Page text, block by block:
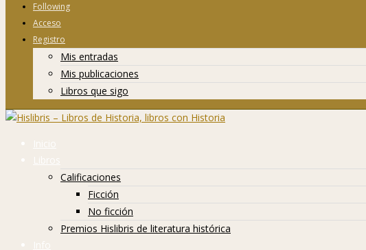
Following
Acceso
Registro
Mis entradas
Mis publicaciones
Libros que sigo
Inicio
Libros
Calificaciones
Ficción
No ficción
Premios Hislibris de literatura histórica
Info